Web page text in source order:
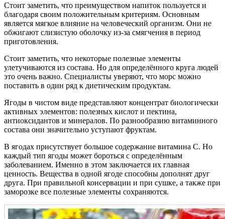
Стоит заметить, что преимуществом напиток пользуется и
благодаря своим положительным критериям. Основным
является мягкое влияние на человеческий организм. Они не
обжигают слизистую оболочку из-за смягчения в период
приготовления.
Стоит заметить, что некоторые полезные элементы
улетучиваются из состава. Но для определённого круга людей
это очень важно. Специалисты уверяют, что морс можно
поставить в один ряд к диетическим продуктам.
Ягоды в чистом виде представляют концентрат биологически
активных элементов: полезных кислот и пектина,
антиоксидантов и минералов. По разнообразию витаминного
состава они значительно уступают фруктам.
В ягодах присутствует большое содержание витамина С. Но
каждый тип ягоды может бороться с определённым
заболеванием. Именно в этом заключается их главная
ценность. Вещества в одной ягоде способны дополнят друг
друга. При правильной консервации и при сушке, а также при
заморозке все полезные элементы сохраняются.